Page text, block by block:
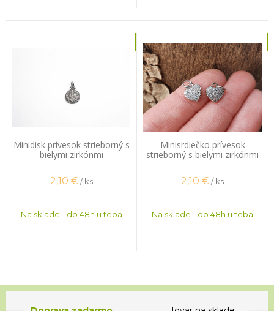
Minidisk prívesok strieborný s
bielymi zirkónmi
2,10 € / ks
Na sklade - do 48h u teba
Minisrdiečko prívesok
strieborný s bielymi zirkónmi
2,10 €/ ks
Na sklade - do 48h u teba